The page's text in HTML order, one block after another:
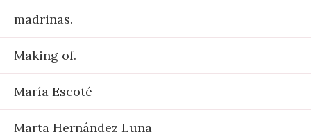
madrinas.
Making of.
María Escoté
Marta Hernández Luna